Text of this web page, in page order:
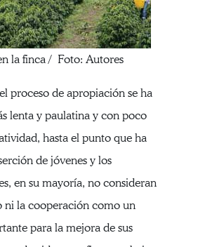
la finca / Foto: Autores
proceso de apropiación se ha
lenta y paulatina y con poco
hasta el punto que ha
de jóvenes y los
en su mayoría, no consideran
ni la cooperación como un
para la mejora de sus